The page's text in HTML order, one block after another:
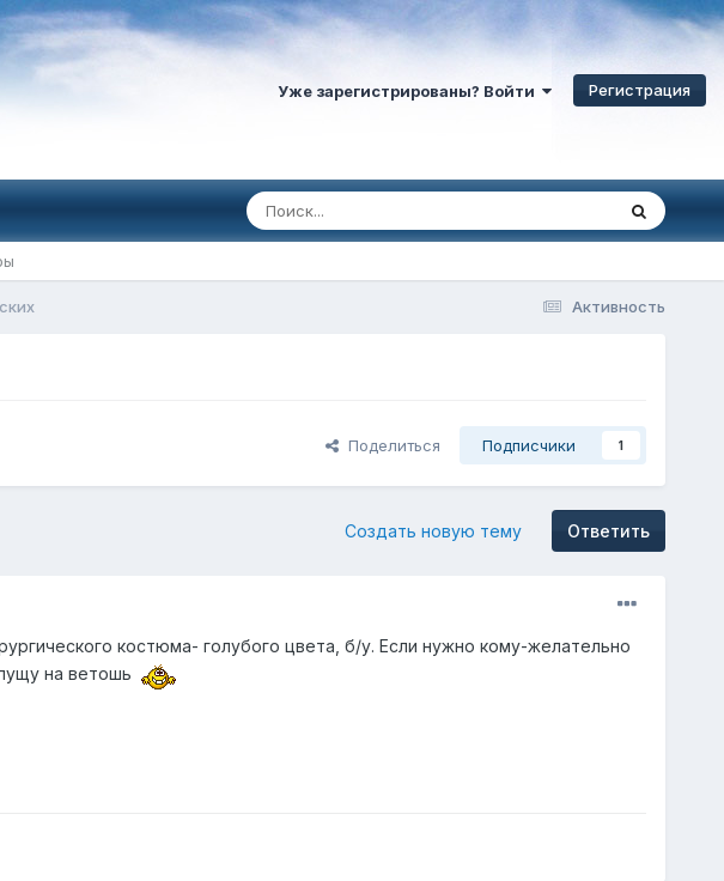
Уже зарегистрированы? Войти Регистрация
Активность
Поделиться Подписчики 1
Ответить
Создать новую тему
костюма- голубого цвета, б/у. Если нужно кому-желательно
на ветошь